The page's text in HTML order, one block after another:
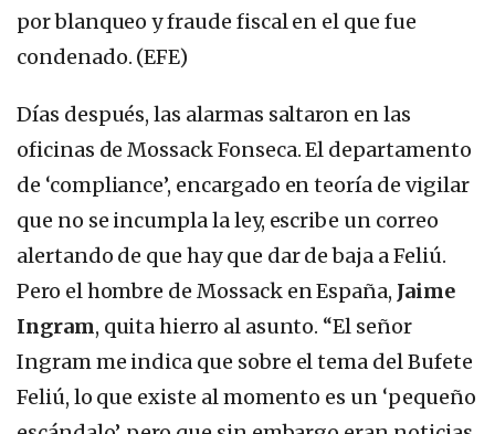
por blanqueo y fraude fiscal en el que fue
condenado. (EFE)
Días después, las alarmas saltaron en las
oficinas de Mossack Fonseca. El departamento
de ‘compliance’, encargado en teoría de vigilar
que no se incumpla la ley, escribe un correo
alertando de que hay que dar de baja a Feliú.
Pero el hombre de Mossack en España, Jaime
Ingram, quita hierro al asunto. “El señor
Ingram me indica que sobre el tema del Bufete
Feliú, lo que existe al momento es un ‘pequeño